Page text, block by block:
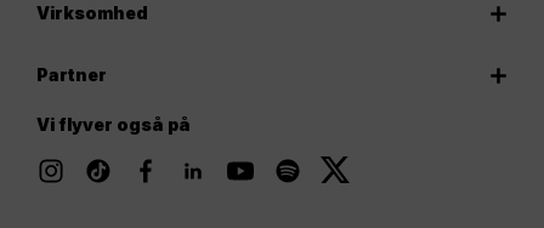
Virksomhed
Partner
Vi flyver også på